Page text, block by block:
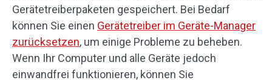
Gerätetreiberpaketen gespeichert. Bei Bedarf
können Sie einen Gerätetreiber im Geräte-Manager
zurücksetzen, um einige Probleme zu beheben.
Wenn Ihr Computer und alle Geräte jedoch
einwandfrei funktionieren, können Sie